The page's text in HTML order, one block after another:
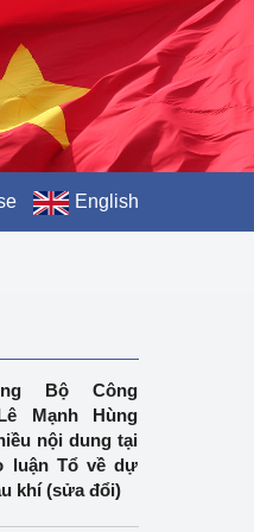
English
Bộ Công
Mạnh Hùng
nội dung tại
luận Tổ về dự
khí (sửa đổi)